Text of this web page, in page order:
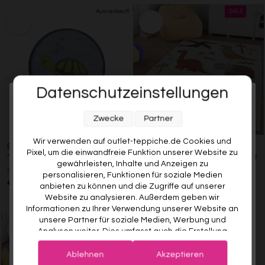
Esprit Kinderteppich Blau
"TURTLE"
€49,00 €39,00 20% gespart
Kinderteppich Sand Beige
meliert "T-Rex & Friends" Smart
Kids
SMART KIDS
€99,00 Ab €70,00 29% gespart
Datenschutzeinstellungen
Wir verwenden auf outlet-teppiche.de Cookies und
Pixel, um die einwandfreie Funktion unserer Website zu
gewährleisten, Inhalte und Anzeigen zu
personalisieren, Funktionen für soziale Medien
anbieten zu können und die Zugriffe auf unserer
Website zu analysieren. Außerdem geben wir
Informationen zu Ihrer Verwendung unserer Website an
unsere Partner für soziale Medien, Werbung und
Analysen weiter. Dies umfasst auch die Erstellung
pseudonymer Nutzungsprofile. Unsere Partner (Google
Advertising Products Facebook Shopify) führen diese
Zwecke Partner
Ablehnen Akzeptieren
Melde dich jetzt für unseren Newsletter an und sichere dir
10% RABATT AUF DEINE
ERSTE BESTELLUNG! 😍
VORNAME
erneuter Anmeldung wird kein weiterer Code vergeben.